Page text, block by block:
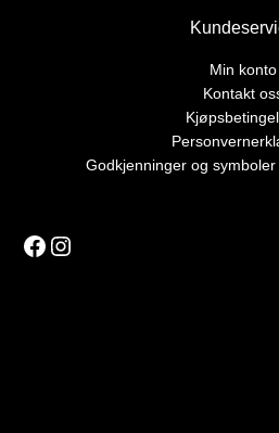
Min konto
Kontakt
Godkjenninger og
Facebook
Instagram